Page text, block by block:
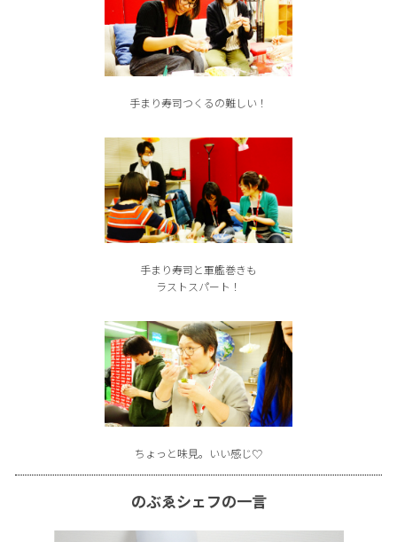
手まり寿司つくるの難しい！
手まり寿司と軍艦巻きも
ラストスパート！
ちょっと味見。いい感じ♡
のぶゑシェフの一言